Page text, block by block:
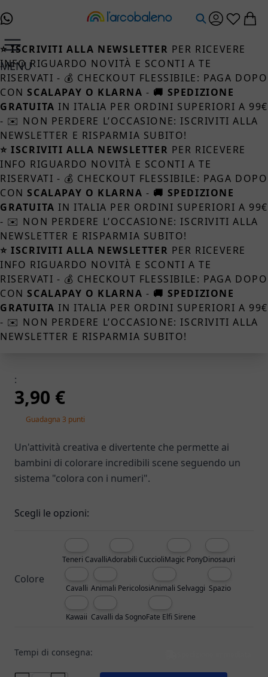
MENU
⭐ ISCRIVITI ALLA NEWSLETTER PER RICEVERE
INFO RIGUARDO NOVITÀ E SCONTI A TE
RISERVATI - 💰 CHECKOUT FLESSIBILE: PAGA DOPO
CON SCALAPAY O KLARNA - 🚚 SPEDIZIONE
GRATUITA IN ITALIA PER ORDINI SUPERIORI A 99€
- ✉️ NON PERDERE L’OCCASIONE: ISCRIVITI ALLA
NEWSLETTER E RISPARMIA SUBITO!
⭐ ISCRIVITI ALLA NEWSLETTER PER RICEVERE
INFO RIGUARDO NOVITÀ E SCONTI A TE
RISERVATI - 💰 CHECKOUT FLESSIBILE: PAGA DOPO
CON SCALAPAY O KLARNA - 🚚 SPEDIZIONE
GRATUITA IN ITALIA PER ORDINI SUPERIORI A 99€
- ✉️ NON PERDERE L’OCCASIONE: ISCRIVITI ALLA
NEWSLETTER E RISPARMIA SUBITO!
⭐ ISCRIVITI ALLA NEWSLETTER PER RICEVERE
INFO RIGUARDO NOVITÀ E SCONTI A TE
RISERVATI - 💰 CHECKOUT FLESSIBILE: PAGA DOPO
CON SCALAPAY O KLARNA - 🚚 SPEDIZIONE
GRATUITA IN ITALIA PER ORDINI SUPERIORI A 99€
- ✉️ NON PERDERE L’OCCASIONE: ISCRIVITI ALLA
NEWSLETTER E RISPARMIA SUBITO!
:
3,90 €
Guadagna 3 punti
Un'attività creativa e divertente che permette ai
bambini di colorare incredibili scene seguendo un
sistema "colora con i numeri".
Scegli le opzioni:
Colore
Teneri CavalliAdorabili CuccioliMagic PonyDinosauri
Cavalli Animali PericolosiAnimali Selvaggi Spazio
Kawaii Cavalli da SognoFate Elfi Sirene
Tempi di consegna: